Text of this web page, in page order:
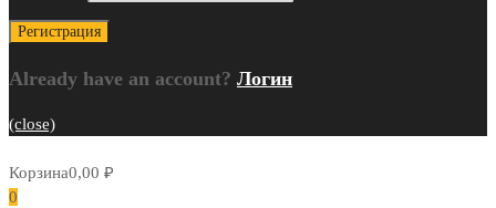
Already have an account? Логин
(close)
Корзина0,00 ₽
0